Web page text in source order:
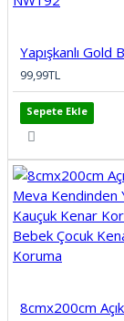
99,99TL
Sepete Ekle